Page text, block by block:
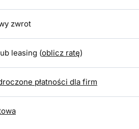
zwrot
leasing (oblicz ratę)
płatności dla firm